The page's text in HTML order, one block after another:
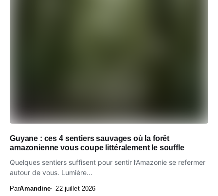
Guyane : ces 4 sentiers sauvages où la forêt
amazonienne vous coupe littéralement le souffle
Quelques sentiers suffisent pour sentir l’Amazonie se refermer
autour de vous. Lumière...
ParAmandine 22 juillet 2026